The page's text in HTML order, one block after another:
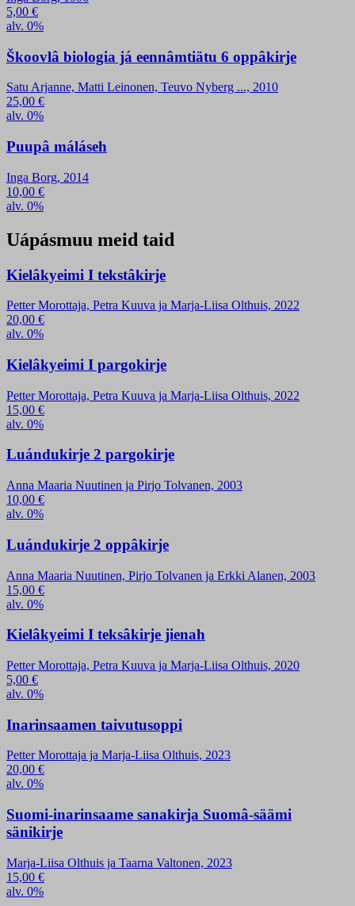
5,00 €
alv. 0%
Škoovlâ biologia já eennâmtiätu 6 oppâkirje
Satu Arjanne, Matti Leinonen, Teuvo Nyberg ..., 2010
25,00 €
alv. 0%
Puupâ máláseh
Inga Borg, 2014
10,00 €
alv. 0%
Uápásmuu meid taid
Kielâkyeimi I tekstâkirje
Petter Morottaja, Petra Kuuva ja Marja-Liisa Olthuis, 2022
20,00 €
alv. 0%
Kielâkyeimi I pargokirje
Petter Morottaja, Petra Kuuva ja Marja-Liisa Olthuis, 2022
15,00 €
alv. 0%
Luándukirje 2 pargokirje
Anna Maaria Nuutinen ja Pirjo Tolvanen, 2003
10,00 €
alv. 0%
Luándukirje 2 oppâkirje
Anna Maaria Nuutinen, Pirjo Tolvanen ja Erkki Alanen, 2003
15,00 €
alv. 0%
Kielâkyeimi I teksâkirje jienah
Petter Morottaja, Petra Kuuva ja Marja-Liisa Olthuis, 2020
5,00 €
alv. 0%
Inarinsaamen taivutusoppi
Petter Morottaja ja Marja-Liisa Olthuis, 2023
20,00 €
alv. 0%
Suomi-inarinsaame sanakirja Suomâ-säämi
sänikirje
Marja-Liisa Olthuis ja Taarna Valtonen, 2023
15,00 €
alv. 0%